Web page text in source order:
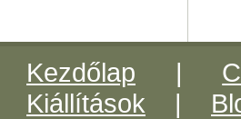
Kezdőlap |
Kiállítások |